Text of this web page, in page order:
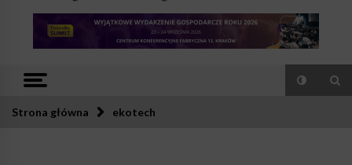
Monitor
Rynkowy
Strona główna ekotech